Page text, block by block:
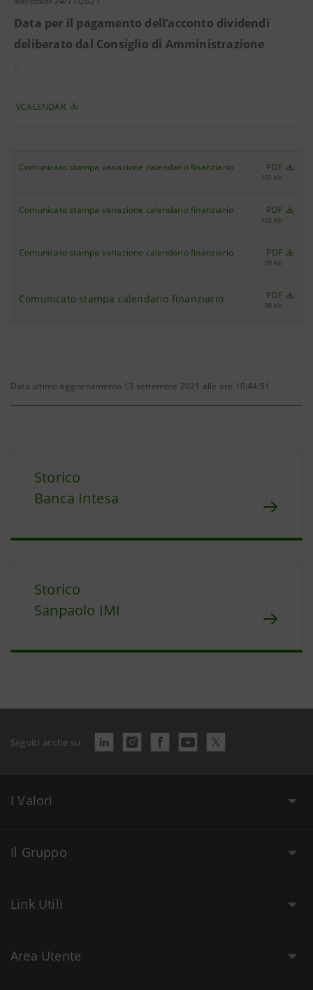
Data per il pagamento dell’acconto dividendi
deliberato dal Consiglio di Amministrazione
-
VCALENDAR
Comunicato stampa variazione calendario finanziario PDF
101 Kb
Comunicato stampa variazione calendario finanziario PDF
102 Kb
Comunicato stampa variazione calendario finanziario PDF
99 Kb
Comunicato stampa calendario finanziario PDF
98 Kb
Data ultimo aggiornamento 13 settembre 2021 alle ore 10:44:51
Storico
Banca Intesa
Storico
Sanpaolo IMI
Seguici anche su
I Valori
Il Gruppo
Link Utili
Area Utente